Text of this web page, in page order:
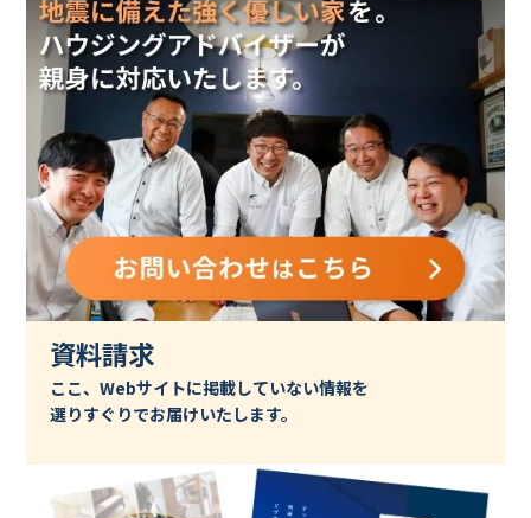
資料請求
ここ、Webサイトに掲載していない情報を
選りすぐりでお届けいたします。